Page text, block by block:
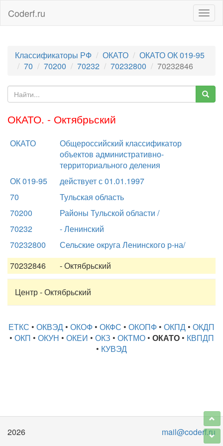
Coderf.ru
Классификаторы РФ ОКАТО
ОКАТО ОК 019-95
70
70200 70232 70232800 70232846
ОКАТО. - Октябрьский
ОКАТО
Общероссийский классификатор
объектов административно-
территориального деления
ОК 019-95
действует с 01.01.1997
70
Тульская область
70200
Районы Тульской области /
70232
- Ленинский
70232800
Сельские округа Ленинского р-на/
70232846
- Октябрьский
Центр - Октябрьский
ЕТКС • ОКВЭД • ОКОФ • ОКФС • ОКОПФ • ОКПД • ОКДП
• ОКП • ОКУН • ОКЕИ • ОКЗ • ОКТМО• ОКАТО• КВПДП
• КУВЭД
2026 mail@coderf.ru